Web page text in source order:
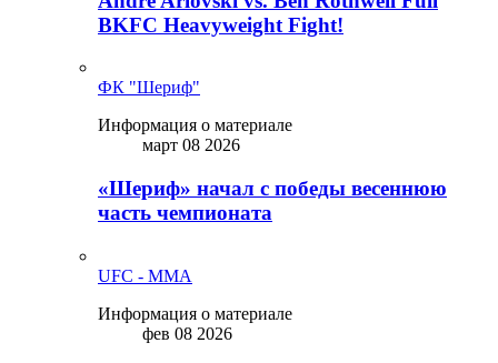
BKFC Heavyweight Fight!
ФК "Шериф"
Информация о материале
март 08 2026
«Шериф» начал с победы весеннюю
часть чемпионата
UFC - MMA
Информация о материале
фев 08 2026